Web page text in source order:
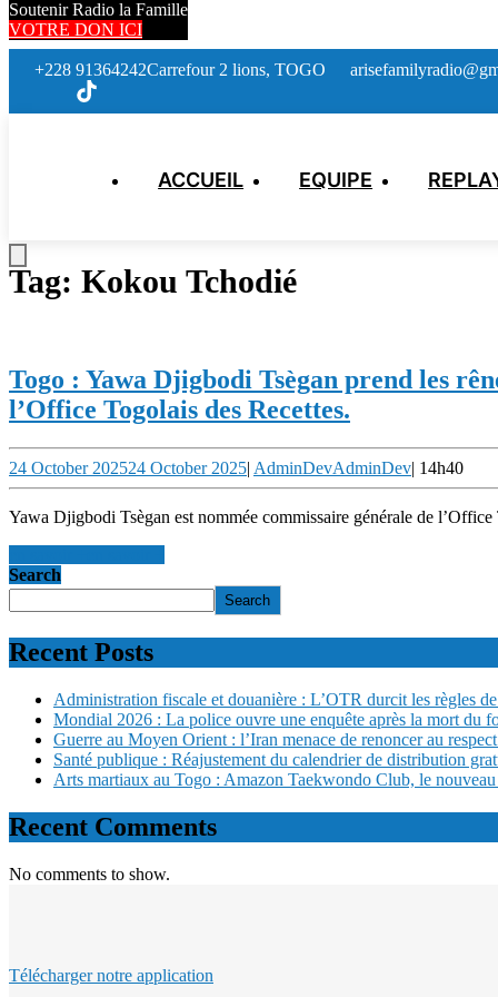
Soutenir Radio la Famille
VOTRE DON ICI
+228 91364242Carrefour 2 lions, TOGO
ACCUEIL EQUIPE
Tag: Kokou Tchodié
Togo : Yawa Djigbodi Tsègan prend les
l’Office Togolais des Recettes.
24 October 202524 October 2025| AdminDevAdminDev| 14h40
Yawa Djigbodi Tsègan est nommée commissaire générale de
Search
Search
Recent Posts
Administration fiscale et douanière : L’OTR durcit les règles
Mondial 2026 : La police ouvre une enquête après la mort du
Guerre au Moyen Orient : l’Iran menace de renoncer au
Santé publique : Réajustement du calendrier de distribution
Arts martiaux au Togo : Amazon Taekwondo Club, le
Recent Comments
No comments to show.
Télécharger notre application